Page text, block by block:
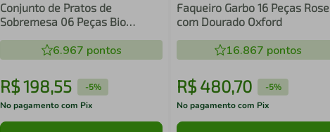
Conjunto de Pratos de
Sobremesa 06 Peças Bio
6.967 pontos
R$198,55 -5%
No pagamento com Pix
Faqueiro Garbo 16 Peças Rose
com Dourado Oxford
16.867 pontos
R$480,70 -5%
No pagamento com Pix